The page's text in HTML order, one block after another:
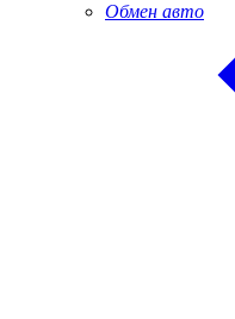
Обмен авто